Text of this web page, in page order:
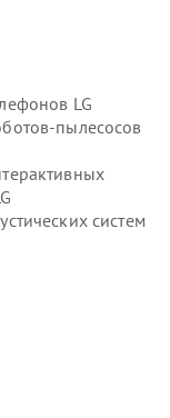
LG
пылесосов
систем